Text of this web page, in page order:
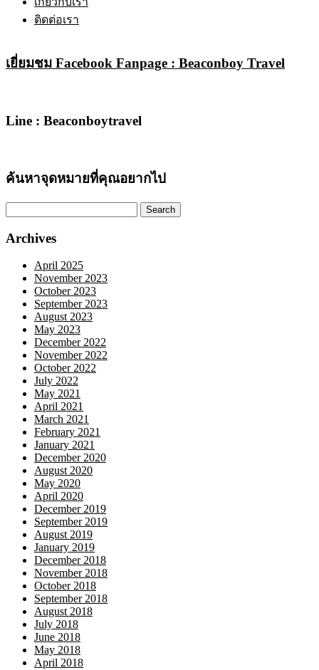
ติดต่อเรา
เยี่ยมชม Facebook Fanpage : Beaconboy Travel
Line : Beaconboytravel
ค้นหาจุดหมายที่คุณอยากไป
for:
Archives
April 2025
November 2023
October 2023
September 2023
August 2023
May 2023
December 2022
November 2022
October 2022
July 2022
May 2021
April 2021
March 2021
February 2021
January 2021
December 2020
August 2020
May 2020
April 2020
December 2019
September 2019
August 2019
January 2019
December 2018
November 2018
October 2018
September 2018
August 2018
July 2018
June 2018
May 2018
April 2018